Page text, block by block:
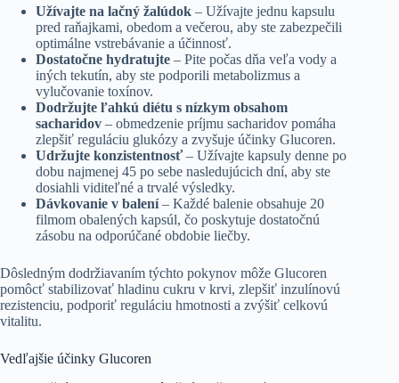
Užívajte na lačný žalúdok – Užívajte jednu kapsulu
pred raňajkami, obedom a večerou, aby ste zabezpečili
optimálne vstrebávanie a účinnosť.
Dostatočne hydratujte – Pite počas dňa veľa vody a
iných tekutín, aby ste podporili metabolizmus a
vylučovanie toxínov.
Dodržujte ľahkú diétu s nízkym obsahom
sacharidov – obmedzenie príjmu sacharidov pomáha
zlepšiť reguláciu glukózy a zvyšuje účinky Glucoren.
Udržujte konzistentnosť– Užívajte kapsuly denne po
dobu najmenej 45 po sebe nasledujúcich dní, aby ste
dosiahli viditeľné a trvalé výsledky.
Dávkovanie v balení– Každé balenie obsahuje 20
filmom obalených kapsúl, čo poskytuje dostatočnú
zásobu na odporúčané obdobie liečby.
Dôsledným dodržiavaním týchto pokynov môže Glucoren
pomôcť stabilizovať hladinu cukru v krvi, zlepšiť inzulínovú
rezistenciu, podporiť reguláciu hmotnosti a zvýšiť celkovú
vitalitu.
Vedľajšie účinky Glucoren